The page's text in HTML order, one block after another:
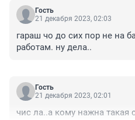
Гость
21 декабря 2023, 02:03
гараш чо до сих пор не на
работам. ну дела..
Гость
21 декабря 2023, 02:01
чис ла..а кому нажна такая